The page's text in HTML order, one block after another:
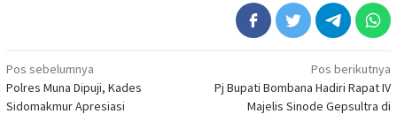
Navigasi
pos
Pos sebelumnya
Polres Muna Dipuji, Kades
Sidomakmur Apresiasi
Pos berikutnya
Pj Bupati Bombana Hadiri Rapat IV
Majelis Sinode Gepsultra di